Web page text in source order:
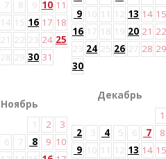
7 8 9 10 11
14 15 16 17 18
21 22 23 24 25
28 29 30 31
9 10 11 12 13 14 15
16 17 18 19 20 21 22
23 24 25 26 27 28 29
30
Ноябрь
1
2
3
6 7 8 9 10
Декабрь
1
2
3 4 5 6 7
8
9 10 11 12 13 14 15